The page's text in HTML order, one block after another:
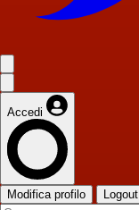
Accedi
Modifica profilo Logout